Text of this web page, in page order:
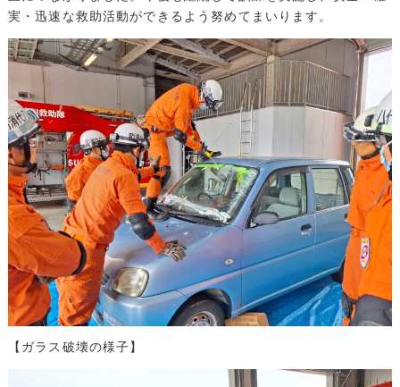
実・迅速な救助活動ができるよう努めてまいります。
【ガラス破壊の様子】